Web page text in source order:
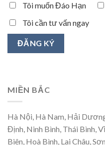
Tôi muốn Đáo Hạn
Tôi cần tư vấn ngay
MIỀN BẮC
Hà Nội, Hà Nam, Hải
Định, Ninh Bình, Thái Bình,
Biên, Hoà Bình, Lai Châu,